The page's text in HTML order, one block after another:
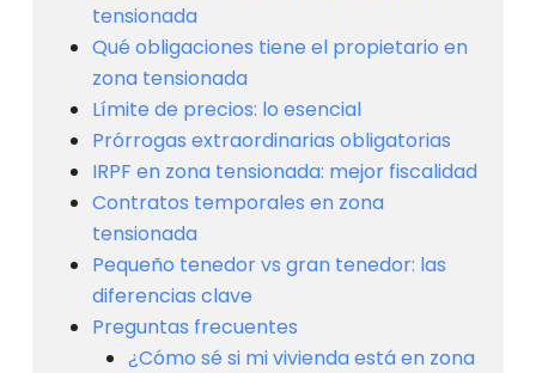
tensionada
Qué obligaciones tiene el propietario en
zona tensionada
Límite de precios: lo esencial
Prórrogas extraordinarias obligatorias
IRPF en zona tensionada: mejor fiscalidad
Contratos temporales en zona
tensionada
Pequeño tenedor vs gran tenedor: las
diferencias clave
Preguntas frecuentes
¿Cómo sé si mi vivienda está en zona